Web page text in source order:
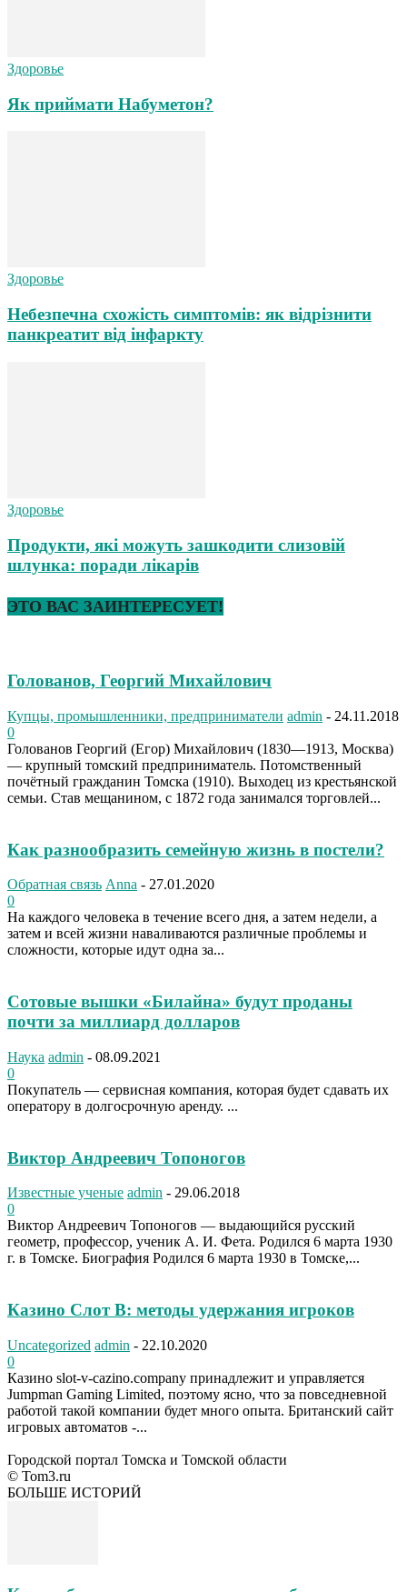
Здоровье
Як приймати Набуметон?
Здоровье
Небезпечна схожість симптомів: як відрізнити
панкреатит від інфаркту
Здоровье
Продукти, які можуть зашкодити слизовій
шлунка: поради лікарів
ЭТО ВАС ЗАИНТЕРЕСУЕТ!
Голованов, Георгий Михайлович
Купцы, промышленники, предприниматели admin - 24.11.2018
0
Голованов Георгий (Егор) Михайлович (1830—1913, Москва)
— крупный томский предприниматель. Потомственный
почётный гражданин Томска (1910). Выходец из крестьянской
семьи. Став мещанином, с 1872 года занимался торговлей...
Как разнообразить семейную жизнь в постели?
Обратная связь Anna - 27.01.2020
0
На каждого человека в течение всего дня, а затем недели, а
затем и всей жизни наваливаются различные проблемы и
сложности, которые идут одна за...
Сотовые вышки «Билайна» будут проданы
почти за миллиард долларов
Наука admin - 08.09.2021
0
Покупатель — сервисная компания, которая будет сдавать их
оператору в долгосрочную аренду. ...
Виктор Андреевич Топоногов
Известные ученые admin - 29.06.2018
0
Виктор Андреевич Топоногов — выдающийся русский
геометр, профессор, ученик А. И. Фета. Родился 6 марта 1930
г. в Томске. Биография Родился 6 марта 1930 в Томске,...
Казино Слот В: методы удержания игроков
Uncategorized admin - 22.10.2020
0
Казино slot-v-cazino.company принадлежит и управляется
Jumpman Gaming Limited, поэтому ясно, что за повседневной
работой такой компании будет много опыта. Британский сайт
игровых автоматов -...
Городской портал Томска и Томской области
© Tom3.ru
БОЛЬШЕ ИСТОРИЙ